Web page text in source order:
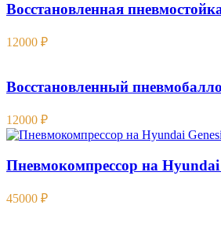
Восстановленная
12000 ₽
Восстановленный
12000 ₽
Пневмокомпрессор на
45000 ₽